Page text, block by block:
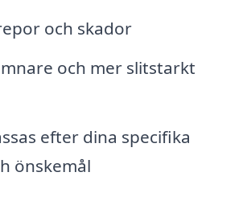
och skador
och mer slitstarkt
efter dina specifika
önskemål